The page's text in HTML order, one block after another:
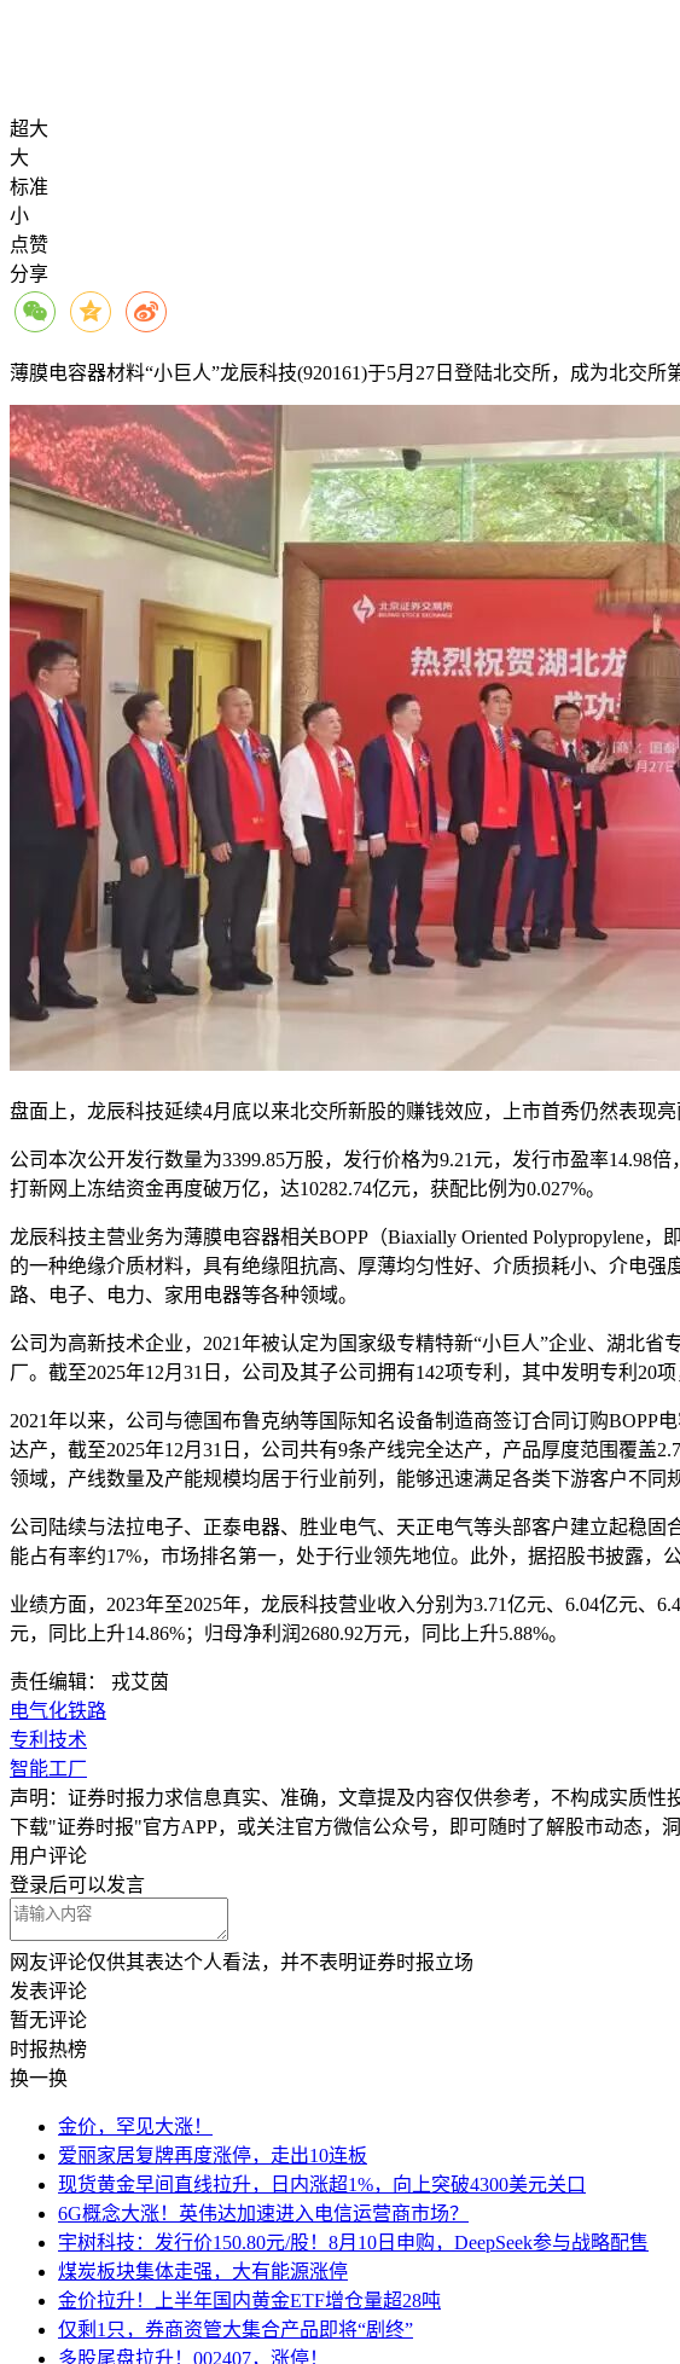
超大
大
标准
小
点赞
分享
薄膜电容器材料“小巨人”龙辰科技(920161)于5月27日登陆北交所，成为北交所
盘面上，龙辰科技延续4月底以来北交所新股的赚钱效应，上市首秀仍然表现亮
公司本次公开发行数量为3399.85万股，发行价格为9.21元，发行市盈率14.98
打新网上冻结资金再度破万亿，达10282.74亿元，获配比例为0.027%。
龙辰科技主营业务为薄膜电容器相关BOPP（Biaxially Oriented Polypropylene
的一种绝缘介质材料，具有绝缘阻抗高、厚薄均匀性好、介质损耗小、介电
路、电子、电力、家用电器等各种领域。
公司为高新技术企业，2021年被认定为国家级专精特新“小巨人”企业、湖北
厂。截至2025年12月31日，公司及其子公司拥有142项专利，其中发明专利20项
2021年以来，公司与德国布鲁克纳等国际知名设备制造商签订合同订购BOPP
达产，截至2025年12月31日，公司共有9条产线完全达产，产品厚度范围覆
领域，产线数量及产能规模均居于行业前列，能够迅速满足各类下游客户不同
公司陆续与法拉电子、正泰电器、胜业电气、天正电气等头部客户建立起稳
能占有率约17%，市场排名第一，处于行业领先地位。此外，据招股书披露，
业绩方面，2023年至2025年，龙辰科技营业收入分别为3.71亿元、6.04亿元、
元，同比上升14.86%；归母净利润2680.92万元，同比上升5.88%。
责任编辑： 戎艾茵
电气化铁路
专利技术
智能工厂
声明：证券时报力求信息真实、准确，文章提及内容仅供参考，不构成实质性
下载"证券时报"官方APP，或关注官方微信公众号，即可随时了解股市动态，
用户评论
登录后可以发言
网友评论仅供其表达个人看法，并不表明证券时报立场
发表评论
暂无评论
时报热榜
换一换
金价，罕见大涨！
爱丽家居复牌再度涨停，走出10连板
现货黄金早间直线拉升，日内涨超1%，向上突破4300美元关口
6G概念大涨！英伟达加速进入电信运营商市场？
宇树科技：发行价150.80元/股！8月10日申购，DeepSeek参与战略配售
煤炭板块集体走强，大有能源涨停
金价拉升！上半年国内黄金ETF增仓量超28吨
仅剩1只，券商资管大集合产品即将“剧终”
多股尾盘拉升！002407，涨停！